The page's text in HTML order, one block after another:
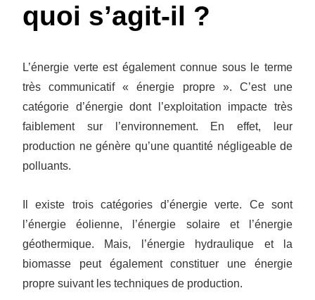
quoi s’agit-il ?
L’énergie verte est également connue sous le terme
très communicatif « énergie propre ». C’est une
catégorie d’énergie dont l’exploitation impacte très
faiblement sur l’environnement. En effet, leur
production ne génère qu’une quantité négligeable de
polluants.
Il existe trois catégories d’énergie verte. Ce sont
l’énergie éolienne, l’énergie solaire et l’énergie
géothermique. Mais, l’énergie hydraulique et la
biomasse peut également constituer une énergie
propre suivant les techniques de production.